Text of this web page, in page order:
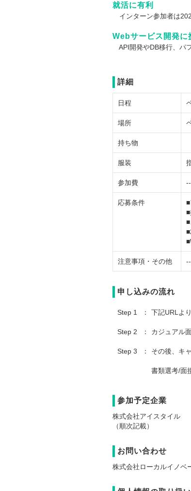
就活に有利
インターン参加者は
Webサービス開発に
API開発やDB移行、パ
詳細
日程
場所
持ち物
服装
参加費
応募条件
注意事項・その他
申し込みの流れ
Step 1 下記URLよ
Step 2 カジュアル
Step 3 その後、キ
書類選考/面
参加予定企業
株式会社アイスタイル
（順次記載）
お問い合わせ
株式会社ローカルイノベ